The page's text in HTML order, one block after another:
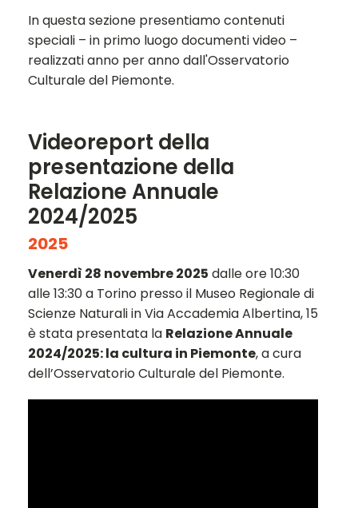
In questa sezione presentiamo contenuti
speciali – in primo luogo documenti video –
realizzati anno per anno dall'Osservatorio
Culturale del Piemonte.
Videoreport della
presentazione della
Relazione Annuale
2024/2025
2025
Venerdì 28 novembre 2025 dalle ore 10:30
alle 13:30 a Torino presso il Museo Regionale di
Scienze Naturali in Via Accademia Albertina, 15
è stata presentata la Relazione Annuale
2024/2025: la cultura in Piemonte, a cura
dell’Osservatorio Culturale del Piemonte.